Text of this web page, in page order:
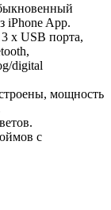
iPhone App.
х USB порта,
digital
мощность
с